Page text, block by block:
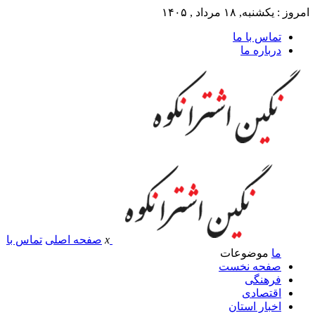
امروز : یکشنبه, ۱۸ مرداد , ۱۴۰۵
تماس با ما
درباره ما
x صفحه اصلی تماس با
ما موضوعات
صفحه نخست
فرهنگی
اقتصادی
اخبار استان